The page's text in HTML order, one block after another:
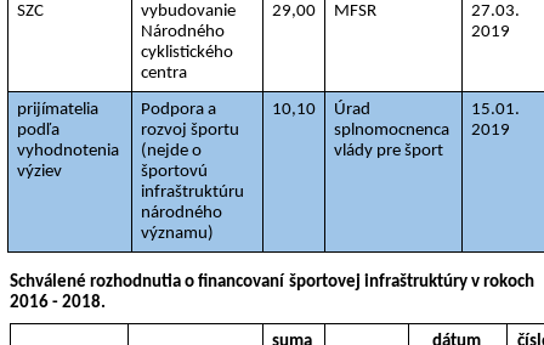
SZC
vybudovanie
Národného
cyklistického
centra
29,00 MFSR
27.03.
2019
prijímatelia
podľa
vyhodnotenia
výziev
Podpora a
rozvoj športu
(nejde o
športovú
infraštruktúru
národného
významu)
10,10
Úrad
splnomocnenca
vlády pre šport
15.01.
2019
Schválené rozhodnutia o financovaní športovej infraštruktúry v rokoch
2016 - 2018.